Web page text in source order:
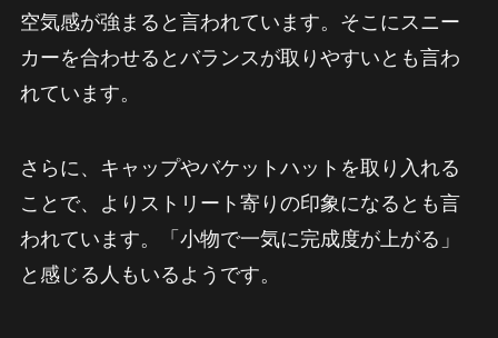
空気感が強まると言われています。そこにスニー
カーを合わせるとバランスが取りやすいとも言わ
れています。
さらに、キャップやバケットハットを取り入れる
ことで、よりストリート寄りの印象になるとも言
われています。「小物で一気に完成度が上がる」
と感じる人もいるようです。